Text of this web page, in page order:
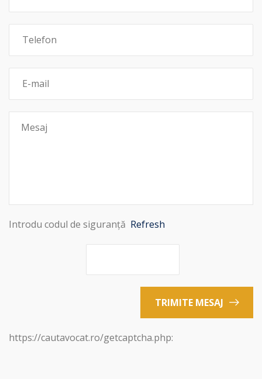
Introdu codul de siguranță Refresh
TRIMITE MESAJ
https://cautavocat.ro/getcaptcha.php: